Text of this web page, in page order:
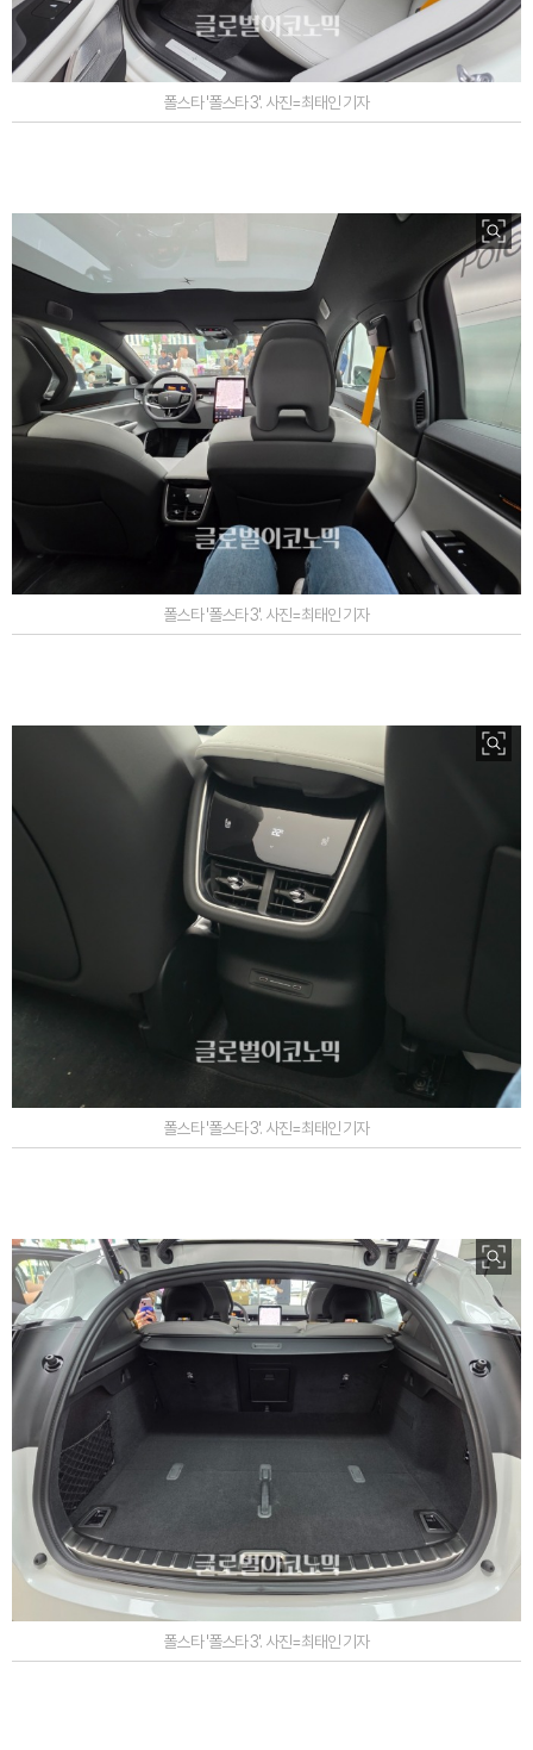
폴스타 '폴스타 3'. 사진=최태인 기자
폴스타 '폴스타 3'. 사진=최태인 기자
폴스타 '폴스타 3'. 사진=최태인 기자
폴스타 '폴스타 3'. 사진=최태인 기자